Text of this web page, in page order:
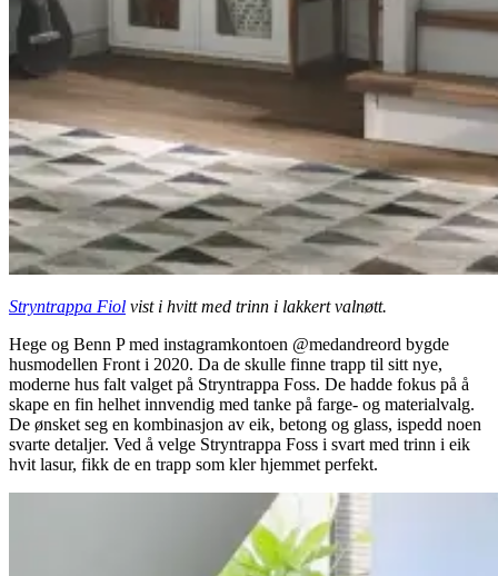
Stryntrappa Fiol vist i hvitt med trinn i lakkert valnøtt.
Hege og Benn P med instagramkontoen @medandreord bygde
husmodellen Front i 2020. Da de skulle finne trapp til sitt nye,
moderne hus falt valget på Stryntrappa Foss. De hadde fokus på å
skape en fin helhet innvendig med tanke på farge- og materialvalg.
De ønsket seg en kombinasjon av eik, betong og glass, ispedd noen
svarte detaljer. Ved å velge Stryntrappa Foss i svart med trinn i eik
hvit lasur, fikk de en trapp som kler hjemmet perfekt.